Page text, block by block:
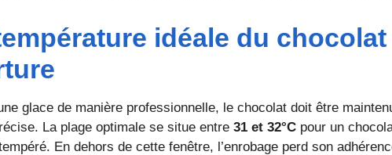
idéale du chocolat
glace de manière professionnelle, le chocolat doit être
La plage optimale se situe entre 31 et 32°C pour un
En dehors de cette fenêtre, l’enrobage perd son